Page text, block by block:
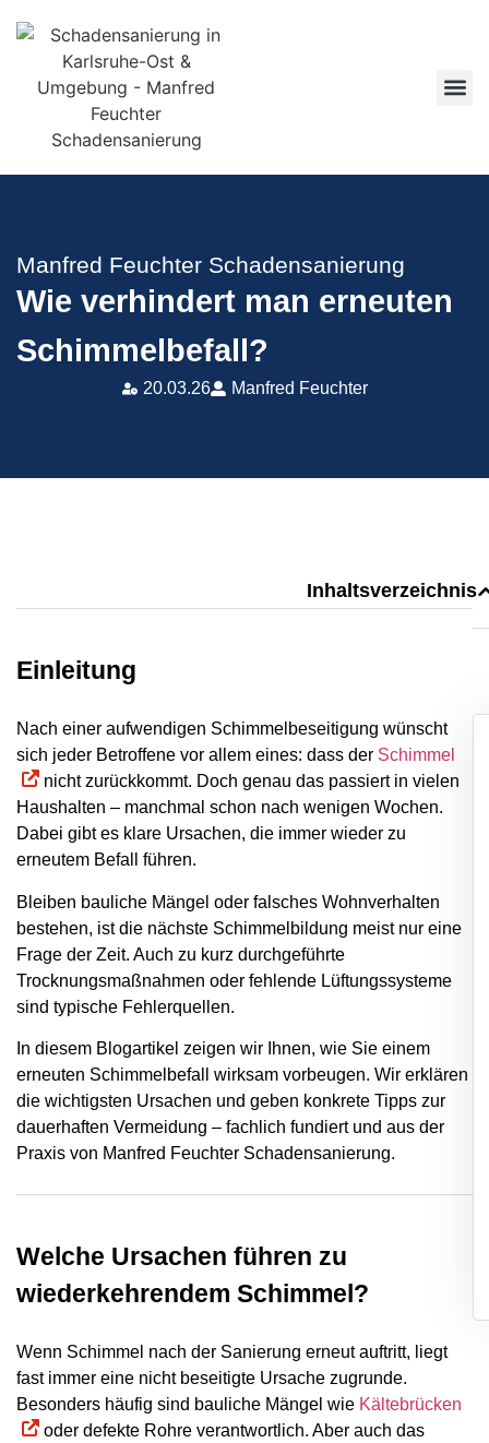
Manfred Feuchter Schadensanierung
Wie verhindert man erneuten
Schimmelbefall?
20.03.26 Manfred Feuchter
Einleitung
Nach einer aufwendigen Schimmelbeseitigung wünscht
sich jeder Betroffene vor allem eines: dass der Schimmel
nicht zurückkommt. Doch genau das passiert in vielen
Haushalten – manchmal schon nach wenigen Wochen.
Dabei gibt es klare Ursachen, die immer wieder zu
erneutem Befall führen.
Bleiben bauliche Mängel oder falsches Wohnverhalten
bestehen, ist die nächste Schimmelbildung meist nur eine
Frage der Zeit. Auch zu kurz durchgeführte
Trocknungsmaßnahmen oder fehlende Lüftungssysteme
sind typische Fehlerquellen.
In diesem Blogartikel zeigen wir Ihnen, wie Sie einem
erneuten Schimmelbefall wirksam vorbeugen. Wir erklären
die wichtigsten Ursachen und geben konkrete Tipps zur
dauerhaften Vermeidung – fachlich fundiert und aus der
Praxis von Manfred Feuchter Schadensanierung.
Welche Ursachen führen zu
wiederkehrendem Schimmel?
Wenn Schimmel nach der Sanierung erneut auftritt, liegt
fast immer eine nicht beseitigte Ursache zugrunde.
Besonders häufig sind bauliche Mängel wie Kältebrücken
oder defekte Rohre verantwortlich. Aber auch das
Inhaltsverzeichnis